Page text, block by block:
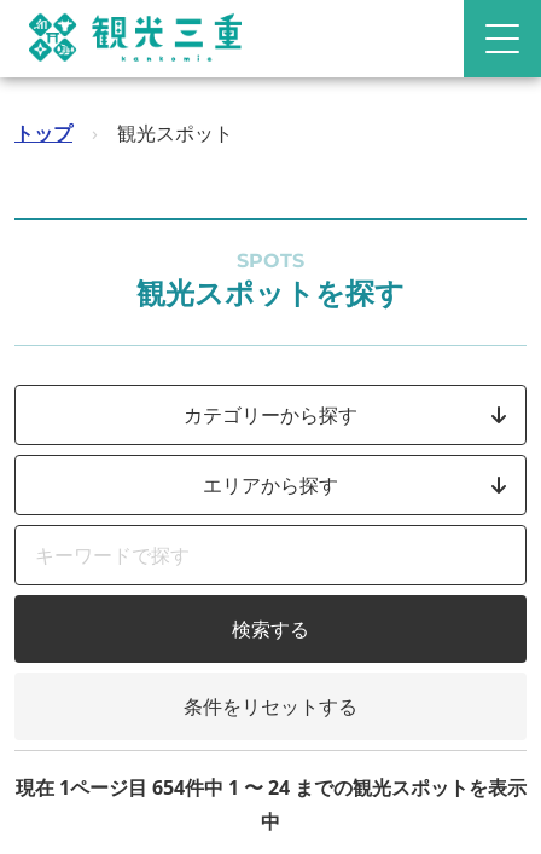
トップ › 観光スポット
SPOTS
観光スポットを探す
カテゴリーから探す
エリアから探す
検索する
条件をリセットする
現在 1ページ目 654件中 1 〜 24 までの観光スポットを表示
中